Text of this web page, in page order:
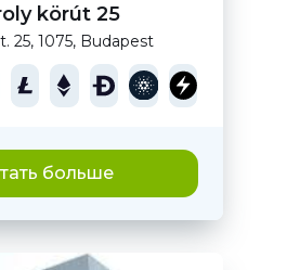
körút 25
25, 1075, Budapest
больше